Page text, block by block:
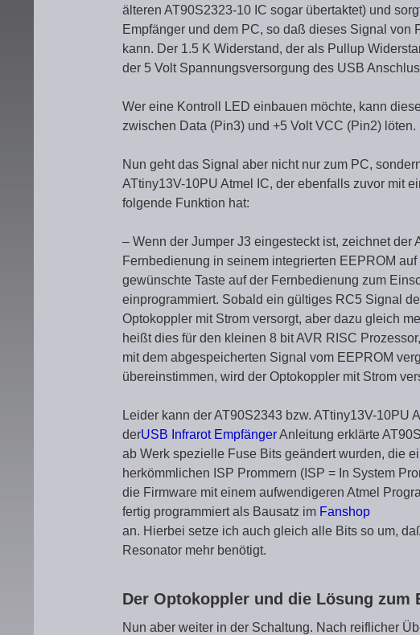
älteren AT90S2323-10 IC sogar übertaktet) und
Empfänger und dem PC, so daß dieses Signal von
kann. Der 1.5 K Widerstand, der als Pullup
der 5 Volt Spannungsversorgung des USB
Wer eine Kontroll LED einbauen möchte, kann
zwischen Data (Pin3) und +5 Volt VCC (Pin2) löten.
Nun geht das Signal aber nicht nur zum PC,
ATtiny13V-10PU Atmel IC, der ebenfalls zuvor mit
folgende Funktion hat:
– Wenn der Jumper J3 eingesteckt ist, zeichnet der
Fernbedienung in seinem integrierten EEPROM
gewünschte Taste auf der Fernbedienung zum
einprogrammiert. Sobald ein gültiges RC5 Signal
Optokoppler mit Strom versorgt, aber dazu gleich
heißt dies für den kleinen 8 bit AVR RISC
mit dem abgespeicherten Signal vom EEPROM
übereinstimmen, wird der Optokoppler mit Strom
Leider kann der AT90S2343 bzw. ATtiny13V-10PU
derUSB Infrarot EmpfängerAnleitung erklärte
ab Werk spezielle Fuse Bits geändert wurden, die
herkömmlichen ISP Prommern (ISP = In System
die Firmware mit einem aufwendigeren Atmel
fertig programmiert als Bausatz im Fanshop
an. Hierbei setze ich auch gleich alle Bits so um,
Resonator mehr benötigt.
Der Optokoppler und die Lösung
Nun aber weiter in der Schaltung. Nach reiflicher